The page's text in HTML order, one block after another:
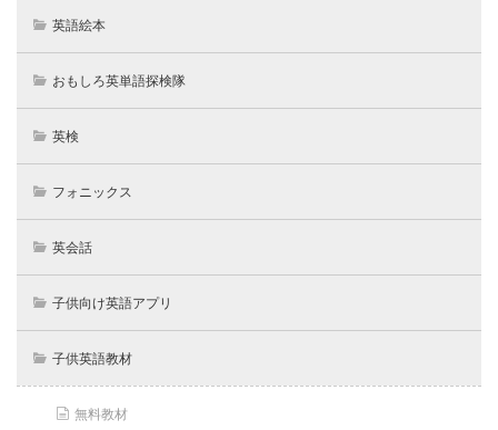
英語絵本
おもしろ英単語探検隊
英検
フォニックス
英会話
子供向け英語アプリ
子供英語教材
無料教材